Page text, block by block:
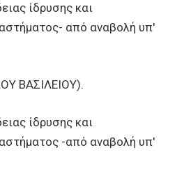
ίδρυσης και
από αναβολή υπ'
ΒΑΣΙΛΕΙΟΥ).
ίδρυσης και
-από αναβολή υπ'